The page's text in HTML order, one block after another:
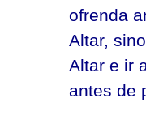
ofrenda
Altar,
Altar e ir
antes de